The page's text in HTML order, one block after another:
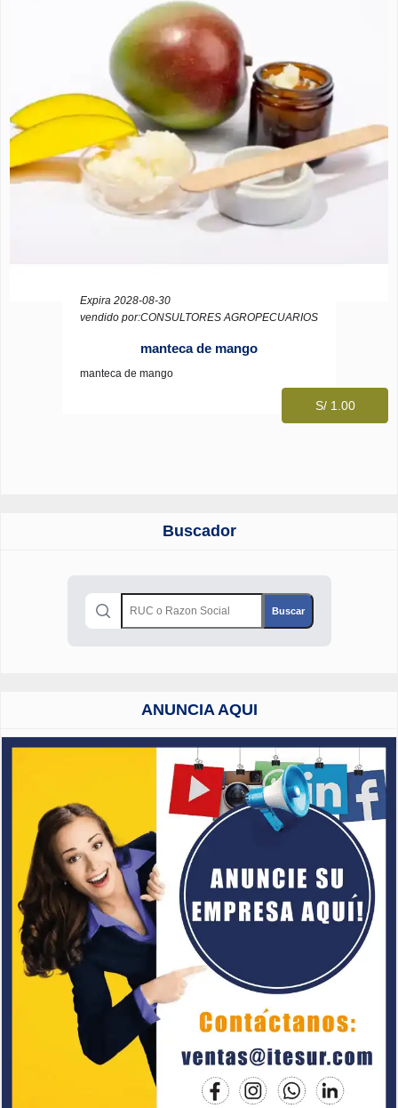
Expira 2028-08-30
vendido por:CONSULTORES AGROPECUARIOS
manteca de mango
manteca de mango
S/ 1.00
Buscador
ANUNCIA AQUI